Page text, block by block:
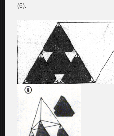
(6).